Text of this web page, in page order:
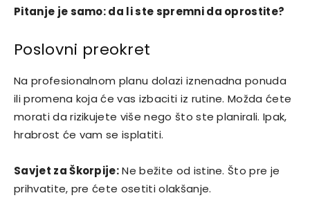
Pitanje je samo: da li ste spremni da oprostite?
Poslovni preokret
Na profesionalnom planu dolazi iznenadna ponuda
ili promena koja će vas izbaciti iz rutine. Možda ćete
morati da rizikujete više nego što ste planirali. Ipak,
hrabrost će vam se isplatiti.
Savjet za Škorpije:Ne bežite od istine. Što pre je
prihvatite, pre ćete osetiti olakšanje.